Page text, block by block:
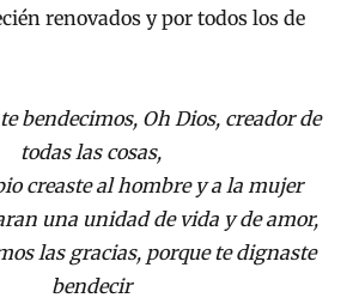
renovados y por todos los de
bendecimos, Oh Dios, creador de
todas las cosas,
creaste al hombre y a la mujer
una unidad de vida y de amor,
las gracias, porque te dignaste
bendecir